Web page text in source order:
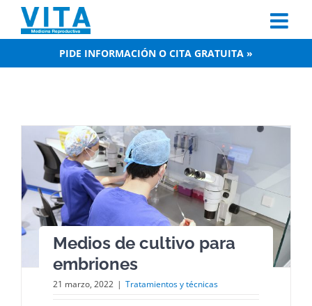
content
PIDE INFORMACIÓN O CITA GRATUITA »
Medios de cultivo para
embriones
21 marzo, 2022 | Tratamientos y técnicas